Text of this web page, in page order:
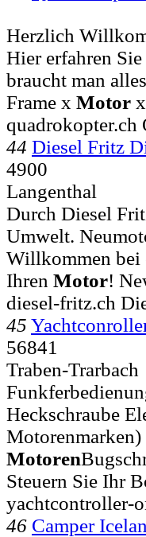
Herzlich
Hier erfahren
braucht man
Frame x Motor
quadrokopter.ch
44 Diesel Fritz
4900
Langenthal
Durch Diesel
Umwelt.
Willkommen bei
Ihren Motor!
diesel-fritz.ch
45
56841
Traben-Trarbach
Heckschraube
Motoren
Steuern Sie Ihr
yachtcontroller-
46 Camper